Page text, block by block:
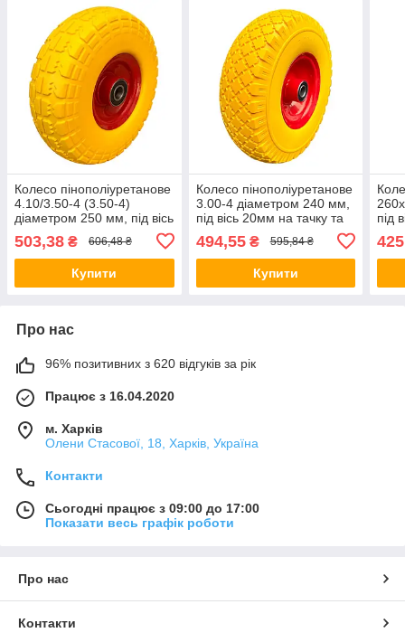
Колесо пінополіуретанове
4.10/3.50-4 (3.50-4)
діаметром 250 мм, під вісь
503,38 ₴ 606,48 ₴
Купити
Колесо пінополіуретанове
3.00-4 діаметром 240 мм,
під вісь 20мм на тачку та
494,55₴ 595,84 ₴
Купити
під
Про нас
96% позитивних з 620 відгуків за рік
Працює з 16.04.2020
м. Харків
Олени Стасової, 18, Харків, Україна
Контакти
Сьогодні працює з 09:00 до 17:00
Показати весь графік роботи
Про нас
Контакти